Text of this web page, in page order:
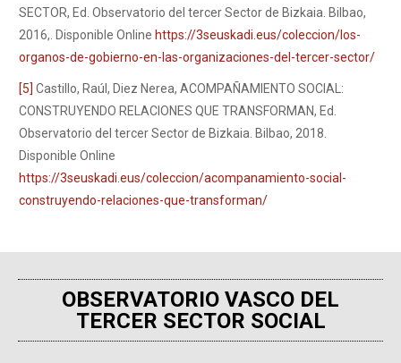
SECTOR, Ed. Observatorio del tercer Sector de Bizkaia. Bilbao,
2016,. Disponible Online https://3seuskadi.eus/coleccion/los-
organos-de-gobierno-en-las-organizaciones-del-tercer-sector/
[5] Castillo, Raúl, Diez Nerea, ACOMPAÑAMIENTO SOCIAL:
CONSTRUYENDO RELACIONES QUE TRANSFORMAN, Ed.
Observatorio del tercer Sector de Bizkaia. Bilbao, 2018.
Disponible Online
https://3seuskadi.eus/coleccion/acompanamiento-social-
construyendo-relaciones-que-transforman/
OBSERVATORIO VASCO DEL
TERCER SECTOR SOCIAL